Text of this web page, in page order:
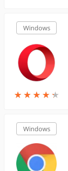
Windows
★ ★ ★ ★ ★
★ ★ ★ ★ ★
Windows